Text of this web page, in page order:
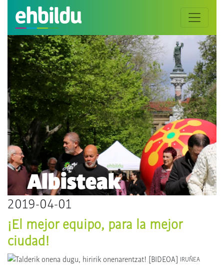
Albisteak
2019-04-01
¡El mejor equipo, para la mejor
ciudad!
IRUÑEA